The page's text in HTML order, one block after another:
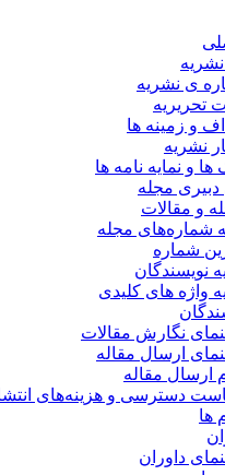
ی نشریه
و زمینه ها
نشریه
و نمایه نامه ها
مجله
و مقالات
شماره‌های مجله
شماره
نویسندگان
واژه های کلیدی
نگارش مقالات
ارسال مقاله
مقاله
دسترسی و هزینه‌های انتشار
داوران